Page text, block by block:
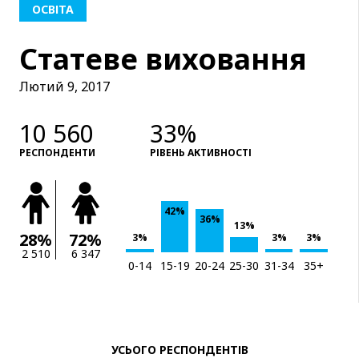
ОСВІТА
Статеве виховання
Лютий 9, 2017
10 560
РЕСПОНДЕНТИ
33%
РІВЕНЬ АКТИВНОСТІ
28%
2 510
72%
6 347
3%
42%
36%
13%
3%
3%
0-14 15-19 20-24 25-30 31-34 35+
УСЬОГО РЕСПОНДЕНТІВ